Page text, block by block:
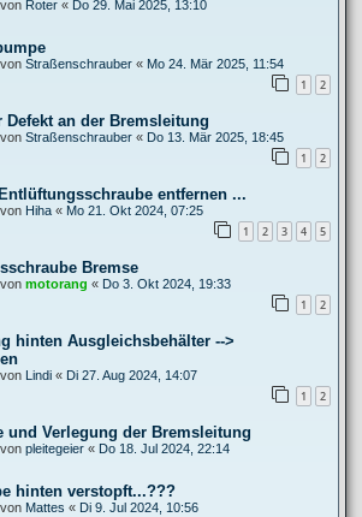
Roter « Do 29. Mai 2025, 13:10
Straßenschrauber « Mo 24. Mär 2025, 11:54
1 2
Defekt an der Bremsleitung
Straßenschrauber « Do 13. Mär 2025, 18:45
1 2
entfernen ...
Hiha « Mo 21. Okt 2024, 07:25
1 2 3 4 5
Bremse
motorang « Do 3. Okt 2024, 19:33
1 2
hinten Ausgleichsbehälter -->
Lindi « Di 27. Aug 2024, 14:07
1 2
und Verlegung der Bremsleitung
pleitegeier « Do 18. Jul 2024, 22:14
hinten verstopft...???
Mattes « Di 9. Jul 2024, 10:56